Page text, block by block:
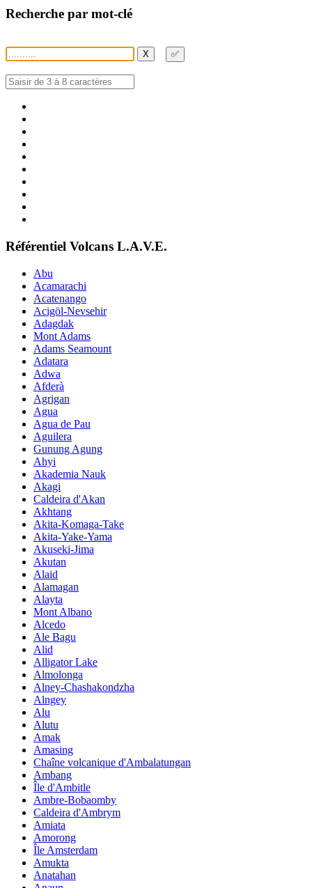
Recherche par mot-clé
X ✅
Référentiel Volcans L.A.V.E.
Abu
Acamarachi
Acatenango
Acigöl-Nevsehir
Adagdak
Mont Adams
Adams Seamount
Adatara
Adwa
Afderà
Agrigan
Agua
Agua de Pau
Aguilera
Gunung Agung
Ahyi
Akademia Nauk
Akagi
Caldeira d'Akan
Akhtang
Akita-Komaga-Take
Akita-Yake-Yama
Akuseki-Jima
Akutan
Alaid
Alamagan
Alayta
Mont Albano
Alcedo
Ale Bagu
Alid
Alligator Lake
Almolonga
Alney-Chashakondzha
Alngey
Alu
Alutu
Amak
Amasing
Chaîne volcanique d'Ambalatungan
Ambang
Île d'Ambitle
Ambre-Bobaomby
Caldeira d'Ambrym
Amiata
Amorong
Île Amsterdam
Amukta
Anatahan